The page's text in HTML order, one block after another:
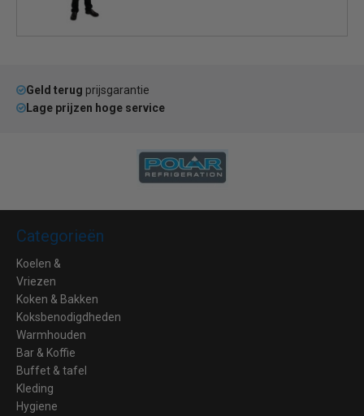
Geld terug prijsgarantie
Lage prijzen hoge service
Categorieën
Koelen &
Vriezen
Koken & Bakken
Koksbenodigdheden
Warmhouden
Bar & Koffie
Buffet & tafel
Kleding
Hygiene